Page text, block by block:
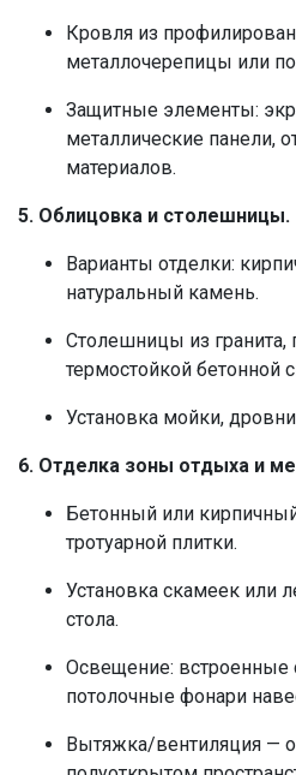
Кровля из
металлочерепицы или
Защитные элементы:
металлические панели,
материалов.
5. Облицовка и столешницы.
Варианты отделки:
натуральный камень.
Столешницы из гранита,
термостойкой бетонной
Установка мойки,
6. Отделка зоны отдыха и
Бетонный или
тротуарной плитки.
Установка скамеек или
стола.
Освещение: встроенные
потолочные фонари
Вытяжка/вентиляция —